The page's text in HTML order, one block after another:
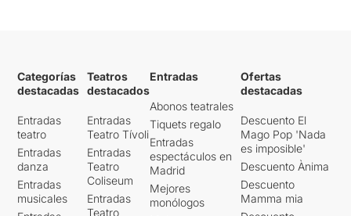
Categorías
destacadas
Entradas
teatro
Entradas
danza
Entradas
musicales
Teatros
destacados
Entradas
Teatro Tívoli
Entradas
Teatro
Coliseum
Entradas
Teatro
Entradas
Abonos teatrales
Tiquets regalo
Entradas
espectáculos en
Madrid
Mejores
monólogos
Ofertas
destacadas
Descuento El
Mago Pop 'Nada
es imposible'
Descuento Ànima
Descuento
Mamma mia